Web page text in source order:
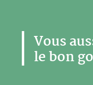
Vous
le bon